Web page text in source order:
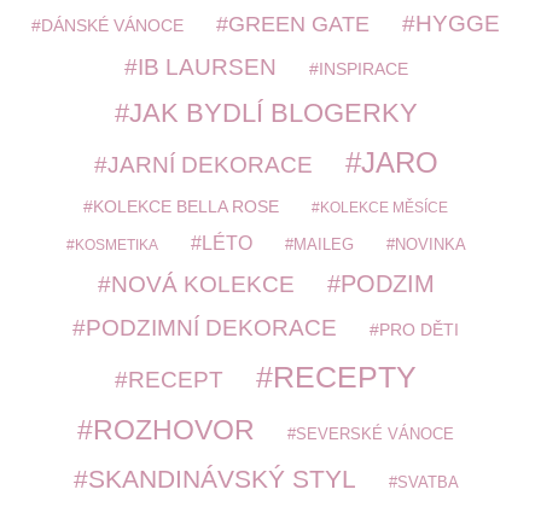
DÁNSKÉ VÁNOCE GREEN GATE HYGGE
IB LAURSEN INSPIRACE
JAK BYDLÍ BLOGERKY
JARNÍ DEKORACE JARO
KOLEKCE BELLA ROSE KOLEKCE MĚSÍCE
KOSMETIKA LÉTO MAILEG NOVINKA
NOVÁ KOLEKCE PODZIM
PODZIMNÍ DEKORACE PRO DĚTI
RECEPT RECEPTY
ROZHOVOR SEVERSKÉ VÁNOCE
SKANDINÁVSKÝ STYL SVATBA